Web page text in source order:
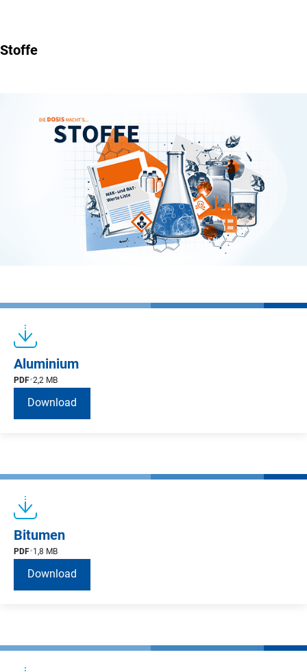
Stoffe
Aluminium
PDF 2,2 MB
Download
Bitumen
PDF 1,8 MB
Download